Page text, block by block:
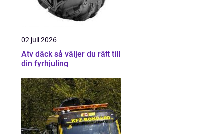
02 juli 2026
Atv däck så väljer du rätt till
din fyrhjuling